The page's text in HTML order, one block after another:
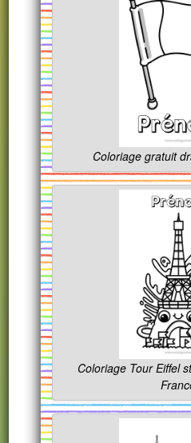
Coloriage gratuit
Coloriage Tour Eiffel